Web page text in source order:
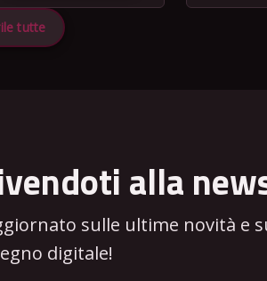
tutte
alla
sulle ultime novità e
digitale!